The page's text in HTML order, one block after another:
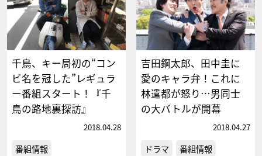
千鳥、キー局初の“コン
ビ名を冠した”レギュラ
ー番組スタート！『千
鳥の路地裏探訪』
2018.04.28
番組情報
吉田鋼太郎、田中圭に
愛のキャラ弁！これに
林遣都が怒り…男同士
の大バトルが開幕
2018.04.27
ドラマ
番組情報